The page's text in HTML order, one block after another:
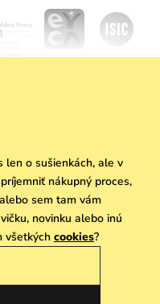
Odoberať
Technicky zabezpečuje
len o sušienkách, ale v
nákupný proces,
sem tam vám
novinku alebo inú
všetkých cookies?